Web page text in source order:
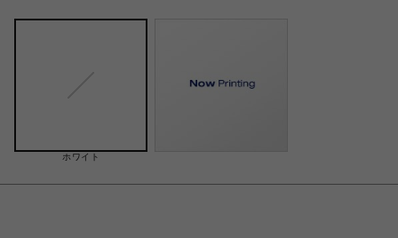
ホワイト